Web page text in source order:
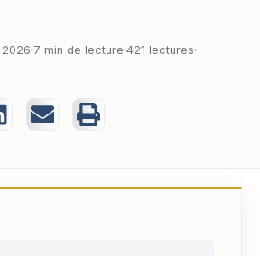
7 min de lecture 421 lectures